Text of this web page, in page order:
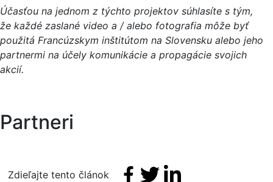
Účasťou na jednom z týchto projektov súhlasíte s tým,
že každé zaslané video a / alebo fotografia môže byť
použitá Francúzskym inštitútom na Slovensku alebo jeho
partnermi na účely komunikácie a propagácie svojich
akcií.
Partneri
Zdieľajte tento článok Facebook share
TweetLinkedin share